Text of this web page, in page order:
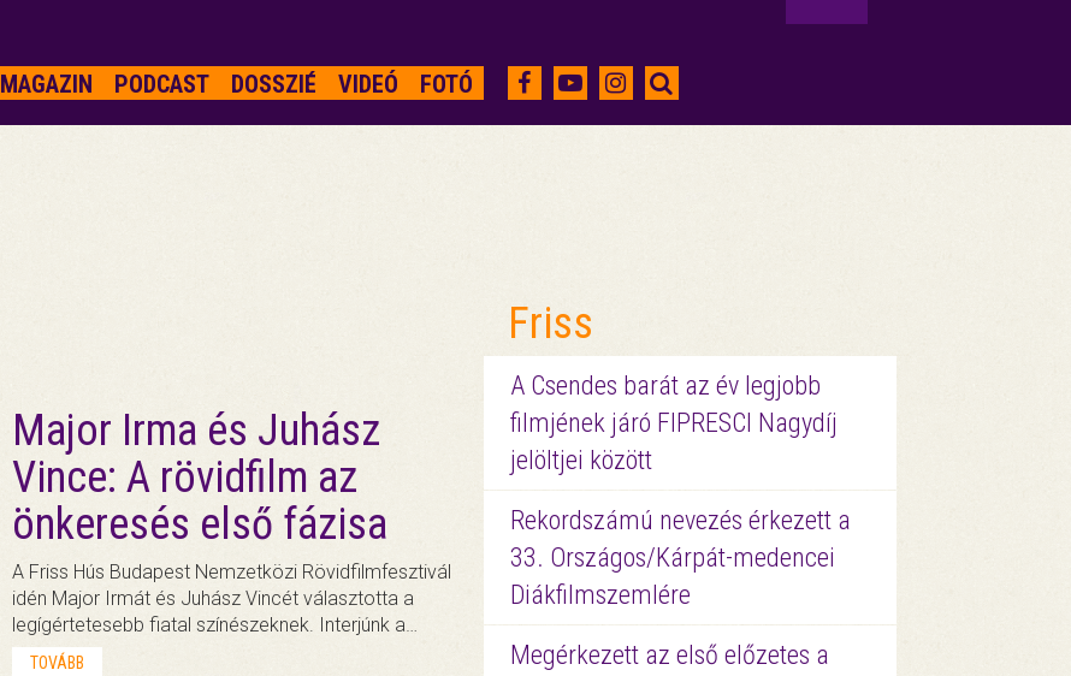
MAGAZIN PODCAST DOSSZIÉ VIDEÓ FOTÓ
Major Irma és Juhász
Vince: A rövidfilm az
önkeresés első fázisa
A Friss Hús Budapest Nemzetközi Rövidfilmfesztivál
idén Major Irmát és Juhász Vincét választotta a
legígértetesebb fiatal színészeknek. Interjúnk a…
TOVÁBB
Friss
A Csendes barát az év legjobb
filmjének járó FIPRESCI Nagydíj
jelöltjei között
Rekordszámú nevezés érkezett a
33. Országos/Kárpát-medencei
Diákfilmszemlére
Megérkezett az első előzetes a